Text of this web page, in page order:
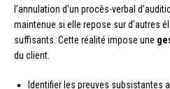
l’annulation d’un procès-verbal
maintenue si elle repose sur d’autres
suffisants. Cette réalité impose une
du client.
Identifier les preuves subsistantes